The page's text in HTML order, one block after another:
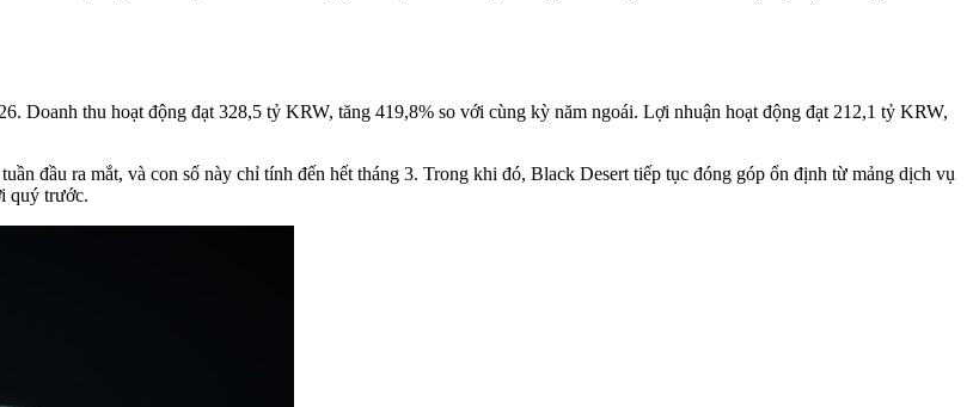
Doanh thu hoạt động đạt 328,5 tỷ KRW, tăng 419,8% so với cùng kỳ năm ngoái. Lợi nhuận hoạt động đạt 212,1 tỷ KRW,
đầu ra mắt, và con số này chỉ tính đến hết tháng 3. Trong khi đó, Black Desert tiếp tục đóng góp ổn định từ mảng dịch vụ
quý trước.